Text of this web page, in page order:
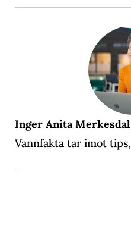
Inger Anita Merkesdal
Vannfakta tar imot tips,